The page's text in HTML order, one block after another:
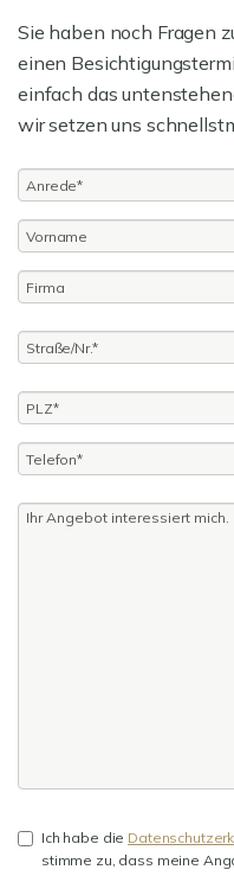
Sie haben noch Fragen
einen
einfach das
wir setzen uns
Ich habe die
stimme zu, dass meine